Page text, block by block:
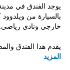
بالسيارة من
خارجي ونادي رياضي.
يقدم هذا الفندق والمصنف 4 نجوم نادي أطفال، خدمة
المزيد